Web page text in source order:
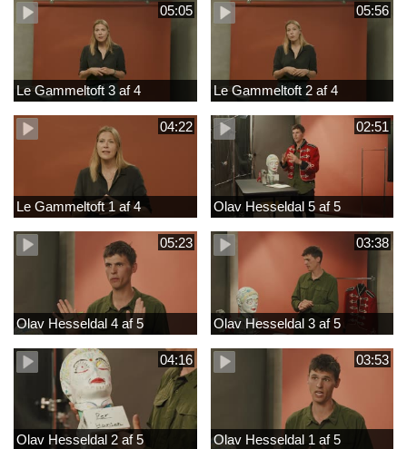
05:05
Le Gammeltoft 3 af 4
05:56
Le Gammeltoft 2 af 4
04:22
Le Gammeltoft 1 af 4
02:51
Olav Hesseldal 5 af 5
05:23
Olav Hesseldal 4 af 5
03:38
Olav Hesseldal 3 af 5
04:16
Olav Hesseldal 2 af 5
03:53
Olav Hesseldal 1 af 5